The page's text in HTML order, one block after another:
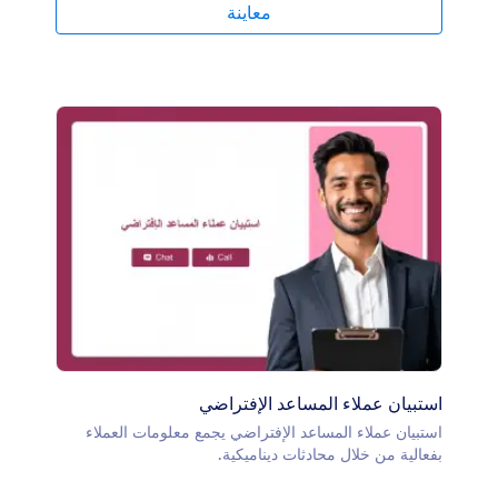
معاينة
استبيان عملاء المساعد الإفتراضي
استبيان عملاء المساعد الإفتراضي يجمع معلومات العملاء
بفعالية من خلال محادثات ديناميكية.